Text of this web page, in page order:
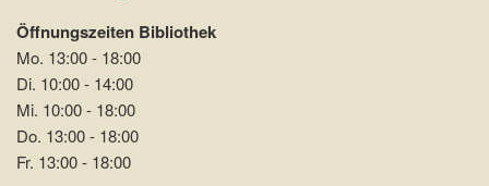
Öffnungszeiten Bibliothek
Mo. 13:00 - 18:00
Di. 10:00 - 14:00
Mi. 10:00 - 18:00
Do. 13:00 - 18:00
Fr. 13:00 - 18:00